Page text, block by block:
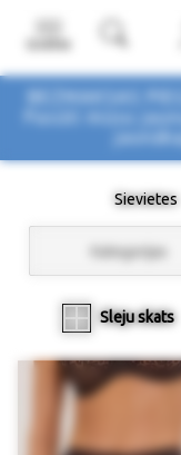
BEZMAKSAS
Pasūti mūsu
Sievietes
Kategorijas
Sleju skats